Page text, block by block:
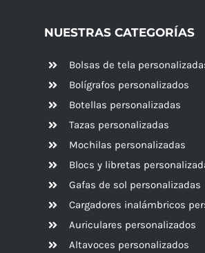
NUESTRAS CATEGORÍAS
Bolsas de tela
Bolígrafos personalizados
Botellas personalizadas
Tazas personalizadas
Mochilas personalizadas
Blocs y libretas
Gafas de sol personalizadas
Cargadores inalámbricos
Auriculares personalizados
Altavoces personalizados